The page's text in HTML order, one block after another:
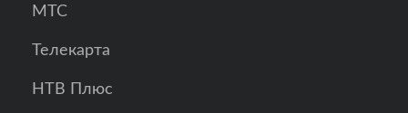
МТС
Телекарта
НТВ Плюс